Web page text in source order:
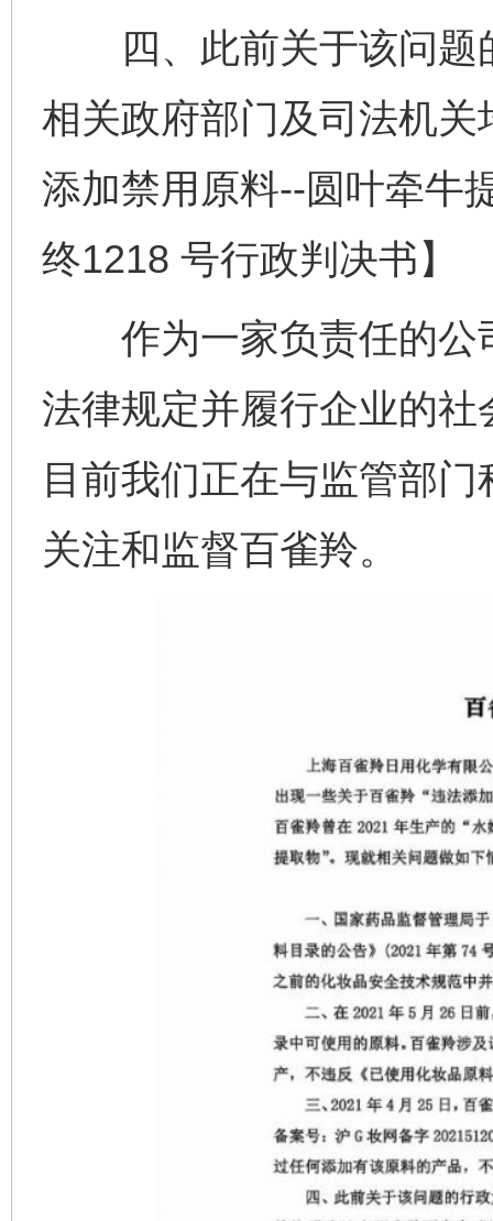
四、此前关于该问题
相关政府部门及司法机关
添加禁用原料--圆叶牵牛
终1218 号行政判决书】
作为一家负责任的公
法律规定并履行企业的
目前我们正在与监管部
关注和监督百雀羚。